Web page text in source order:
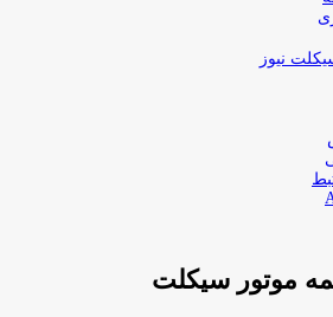
نیوز
موتور سیکلت